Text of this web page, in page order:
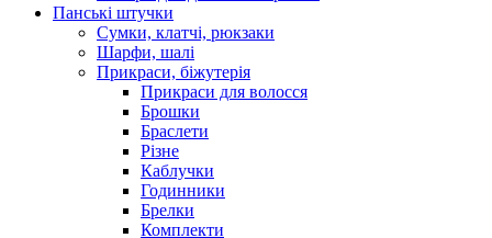
Панські штучки
Сумки, клатчі, рюкзаки
Шарфи, шалі
Прикраси, біжутерія
Прикраси для волосся
Брошки
Браслети
Різне
Каблучки
Годинники
Брелки
Комплекти